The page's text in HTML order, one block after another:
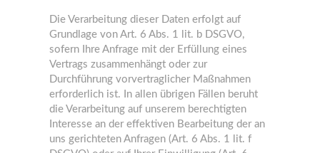
Die Verarbeitung dieser Daten erfolgt auf
Grundlage von Art. 6 Abs. 1 lit. b DSGVO,
sofern Ihre Anfrage mit der Erfüllung eines
Vertrags zusammenhängt oder zur
Durchführung vorvertraglicher Maßnahmen
erforderlich ist. In allen übrigen Fällen beruht
die Verarbeitung auf unserem berechtigten
Interesse an der effektiven Bearbeitung der an
uns gerichteten Anfragen (Art. 6 Abs. 1 lit. f